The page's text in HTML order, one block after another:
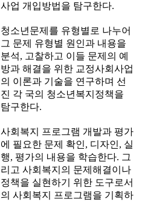
사업 개입방법을 탐구한다.
청소년문제를 유형별로 나누어
그 문제 유형별 원인과 내용을
분석, 고찰하고 이들 문제의 예
방과 해결을 위한 교정사회사업
의 이론과 기술을 연구하며 선
진 각 국의 청소년복지정책을
탐구한다.
사회복지 프로그램 개발과 평가
에 필요한 문제 확인, 디자인, 실
행, 평가의 내용을 학습한다. 그
리고 사회복지의 문제해결이나
정책을 실현하기 위한 도구로서
의 사회복지 프로그램을 기획하